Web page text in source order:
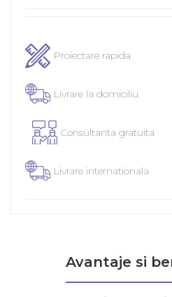
Proiectare rapida
Livrare la domiciliu
Consultanta gratuita
Livrare internationala
Avantaje si